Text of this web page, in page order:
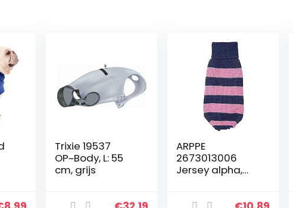
Trixie 19537
OP~Body, L: 55
cm, grijs
ARPPE
2673013006
Jersey alpha,